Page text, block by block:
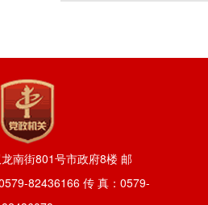
南街801号市政府8楼 邮
82436166 传 真：0579-